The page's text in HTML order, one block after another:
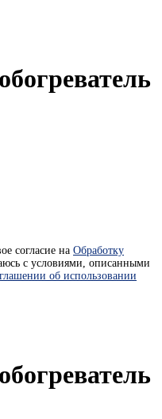
согласие на Обработку
с условиями, описанными
об использовании